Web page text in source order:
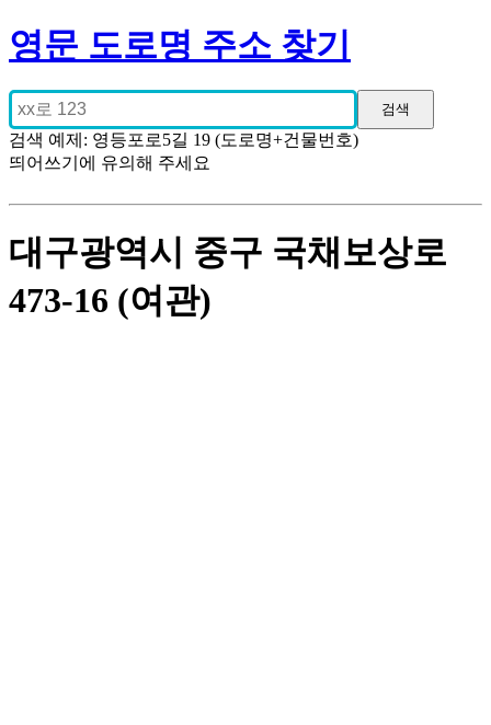
영문 도로명 주소 찾기
검색 예제: 영등포로5길 19 (도로명+건물번호)
띄어쓰기에 유의해 주세요
대구광역시 중구 국채보상로
473-16 (여관)